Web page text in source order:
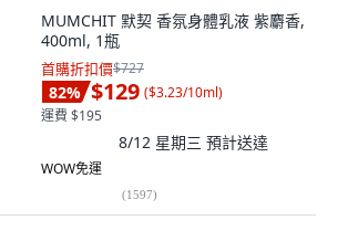
MUMCHIT 默契 香氛身體乳液 紫麝香,
400ml, 1瓶
首購折扣價$727
82% $129 ($3.23/10ml)
運費 $195
8/12 星期三 預計送達
WOW免運
(1597)